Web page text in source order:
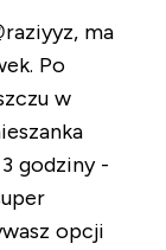
ma
Po
w
godziny -
opcji